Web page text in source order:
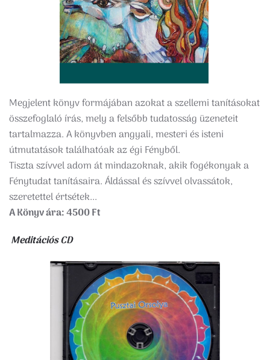
Megjelent könyv formájában azokat a szellemi tanításokat
összefoglaló írás, mely a felsőbb tudatosság üzeneteit
tartalmazza. A könyvben angyali, mesteri és isteni
útmutatások találhatóak az égi Fényből.
Tiszta szívvel adom át mindazoknak, akik fogékonyak a
Fénytudat tanításaira. Áldással és szívvel olvassátok,
szeretettel értsétek...
A Könyv ára: 4500 Ft
Meditációs CD